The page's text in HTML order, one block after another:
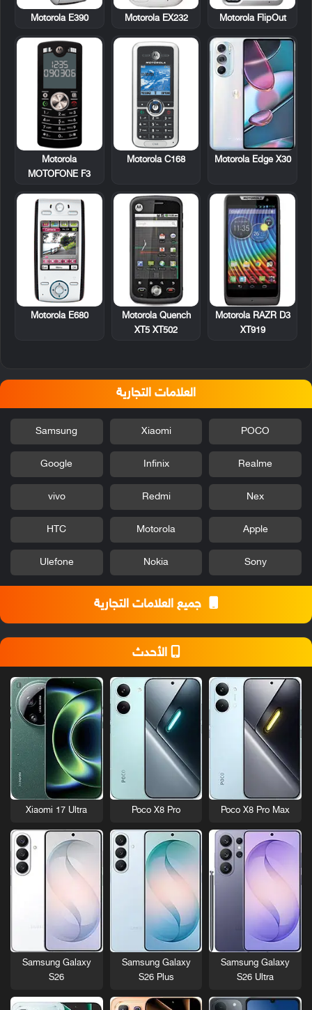
Motorola FlipOut
Motorola EX232
Motorola E390
Motorola Edge X30
Motorola C168
Motorola
MOTOFONE F3
Motorola RAZR D3
XT919
Motorola Quench
XT5 XT502
Motorola E680
العلامات التجارية
POCO
Xiaomi
Samsung
Realme
Infinix
Google
Nex
Redmi
vivo
Apple
Motorola
HTC
Sony
Nokia
Ulefone
جميع العلامات التجارية
الأحدث
Poco X8 Pro Max
Poco X8 Pro
Xiaomi 17 Ultra
Samsung Galaxy
S26 Ultra
Samsung Galaxy
S26 Plus
Samsung Galaxy
S26